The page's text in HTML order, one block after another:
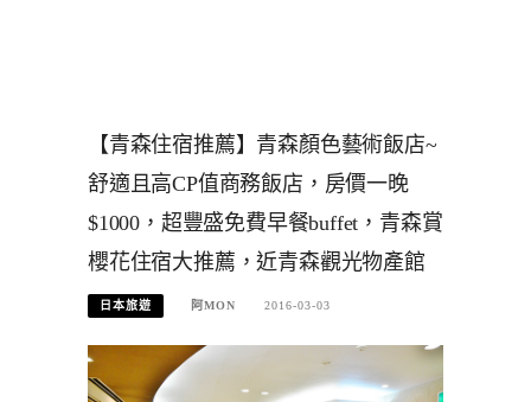
【青森住宿推薦】青森顏色藝術飯店~
舒適且高CP值商務飯店，房價一晚
$1000，超豐盛免費早餐buffet，青森賞
櫻花住宿大推薦，近青森觀光物產館
日本旅遊 阿MON 2016-03-03